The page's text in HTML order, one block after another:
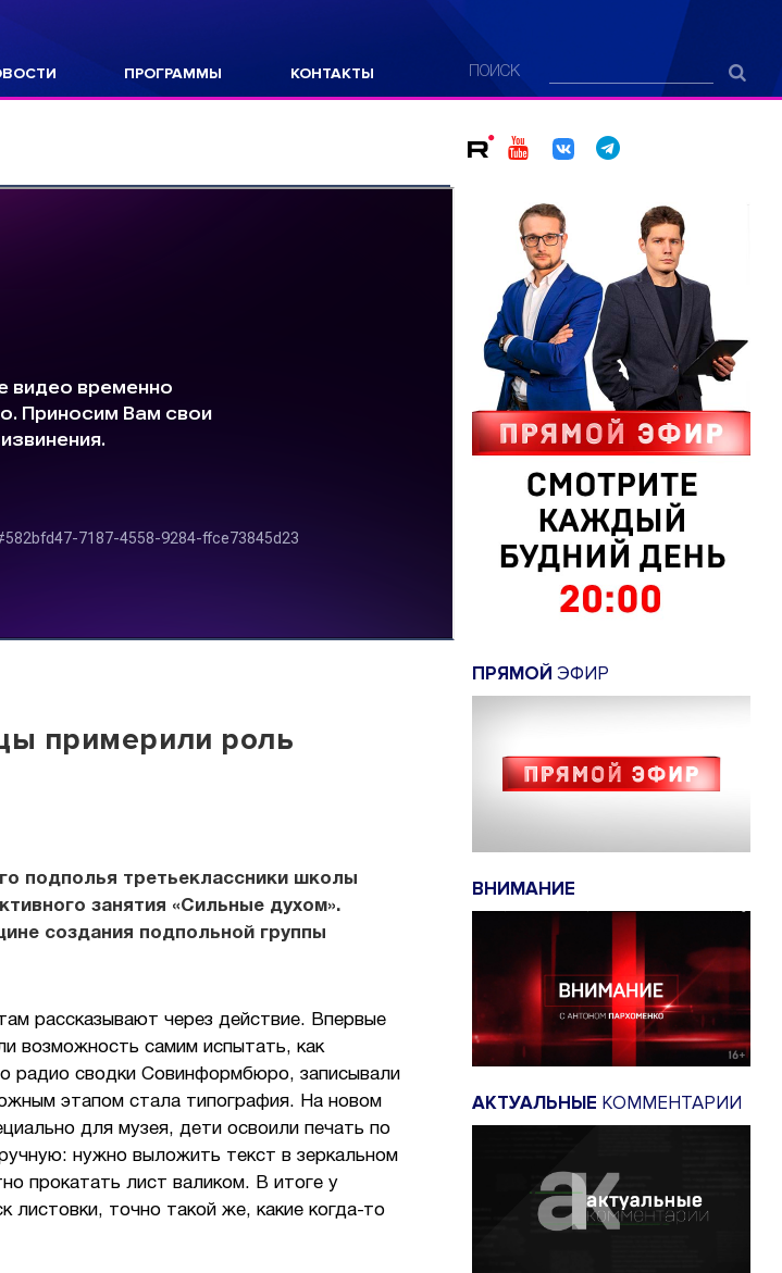
ПРОГРАММЫ КОНТАКТЫ ПОИСК
примерили роль
подполья третьеклассники школы
занятия «Сильные духом».
создания подпольной группы
рассказывают через действие. Впервые
возможность самим испытать, как
радио сводки Совинформбюро, записывали
этапом стала типография. На новом
для музея, дети освоили печать по
нужно выложить текст в зеркальном
прокатать лист валиком. В итоге у
листовки, точно такой же, какие когда-то
ПРЯМОЙ ЭФИР
ВНИМАНИЕ
АКТУАЛЬНЫЕ КОММЕНТАРИИ